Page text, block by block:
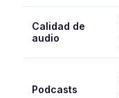
Calidad de
audio
Podcasts